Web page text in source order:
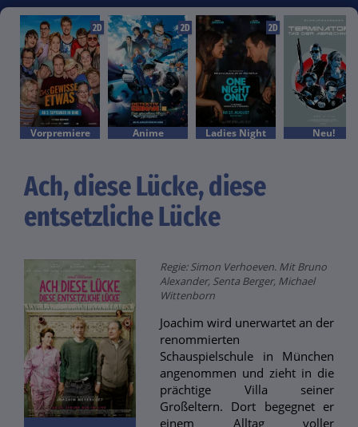
2D
Vorpremiere
2D
Anime
2D
Ladies Night Neu!
Ach, diese Lücke, diese
entsetzliche Lücke
Regie: Simon Verhoeven. Mit Bruno
Alexander, Senta Berger, Michael
Wittenborn
Joachim wird unerwartet an der
renommierten
Schauspielschule in München
angenommen und zieht in die
prächtige Villa seiner
Großeltern. Dort begegnet er
einem Alltag voller